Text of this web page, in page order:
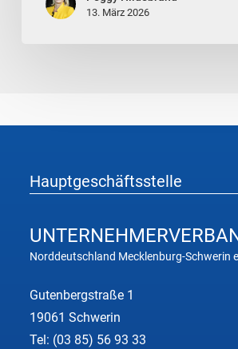
13. März 2026
Hauptgeschäftsstelle
UNTERNEHMER
Norddeutschland Mecklenburg-Schwerin
Gutenbergstraße 1
19061 Schwerin
Tel: (03 85) 56 93 33